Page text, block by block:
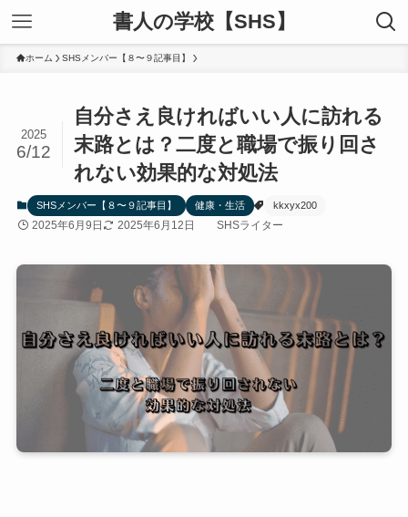
書人の学校【SHS】
ホーム SHSメンバー【８〜９記事目】
自分さえ良ければいい人に訪れる
末路とは？二度と職場で振り回さ
れない効果的な対処法
2025
6/12
SHSメンバー【８〜９記事目】 健康・生活 kkxyx200
2025年6月9日 2025年6月12日 SHSライター